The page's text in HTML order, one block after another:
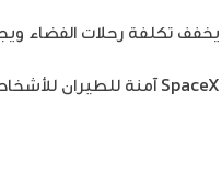
يخفف تكلفة رحلات الفضاء